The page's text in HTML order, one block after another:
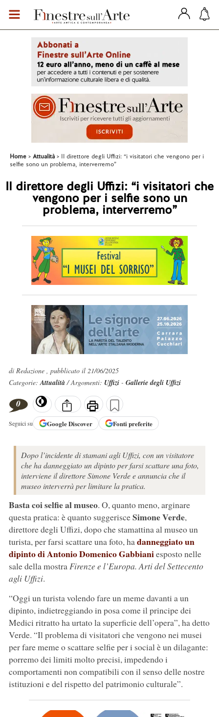
Home Attualità
Il direttore degli Uffizi: “i visitatori che vengono per i
selfie sono un problema, interverremo”
Il direttore degli Uffizi: “i visitatori che
vengono per i selfie sono un
problema, interverremo”
di Redazione , pubblicato il 21/06/2025
Categorie:Attualità/ Argomenti: Uffizi- Gallerie degli Uffizi
0
Seguici su GoogleDiscover Fonti preferite
Dopo l’incidente di stamani agli Uffizi, con un visitatore
che ha danneggiato un dipinto per farsi scattare una foto,
interviene il direttore Simone Verde e annuncia che il
museo interverrà per limitare la pratica.
Basta coi selfie al museo. O, quanto meno, arginare
questa pratica: è quanto suggerisceSimone Verde,
direttore degli Uffizi, dopo che stamattina al museo un
turista, per farsi scattare una foto, hadanneggiato un
dipinto di Antonio Domenico Gabbianiesposto nelle
sale della mostraFirenze e l’Europa. Arti del Settecento
agli Uffizi.
“Oggi un turista volendo fare un meme davanti a un
dipinto, indietreggiando in posa come il principe dei
Medici ritratto ha urtato la superficie dell’opera”, ha detto
Verde. “Il problema di visitatori che vengono nei musei
per fare meme o scattare selfie per i social è un dilagante:
porremo dei limiti molto precisi, impedendo i
comportamenti non compatibili con il senso delle nostre
istituzioni e del rispetto del patrimonio culturale”.